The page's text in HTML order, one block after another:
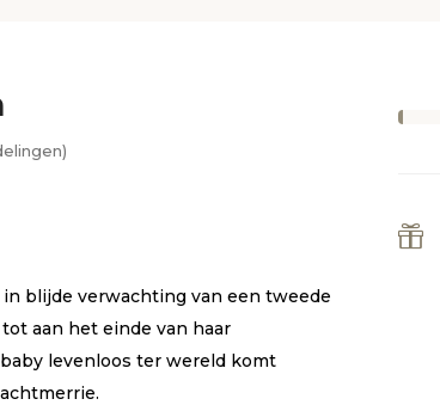
blijde verwachting van een tweede
aan het einde van haar
levenloos ter wereld komt
